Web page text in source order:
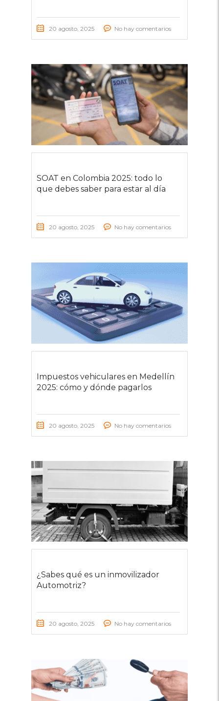
20 agosto, 2025 No hay comentarios
SOAT en Colombia 2025: todo lo
que debes saber para estar al día
20 agosto, 2025 No hay comentarios
Impuestos vehiculares en Medellín
2025: cómo y dónde pagarlos
20 agosto, 2025 No hay comentarios
¿Sabes qué es un inmovilizador
Automotriz?
20 agosto, 2025 No hay comentarios